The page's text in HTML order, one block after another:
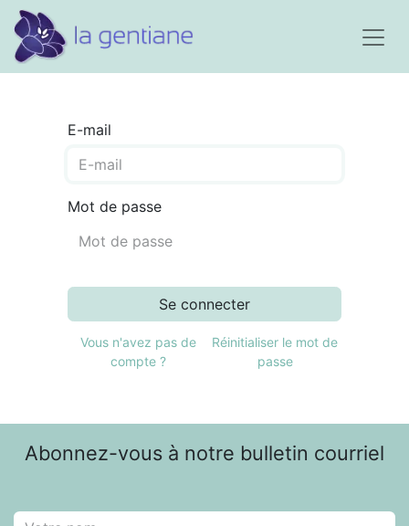
E-mail
Mot de passe
Se connecter
Vous n'avez pas de
compte ?
Réinitialiser le mot de
passe
Abonnez-vous à notre bulletin courriel